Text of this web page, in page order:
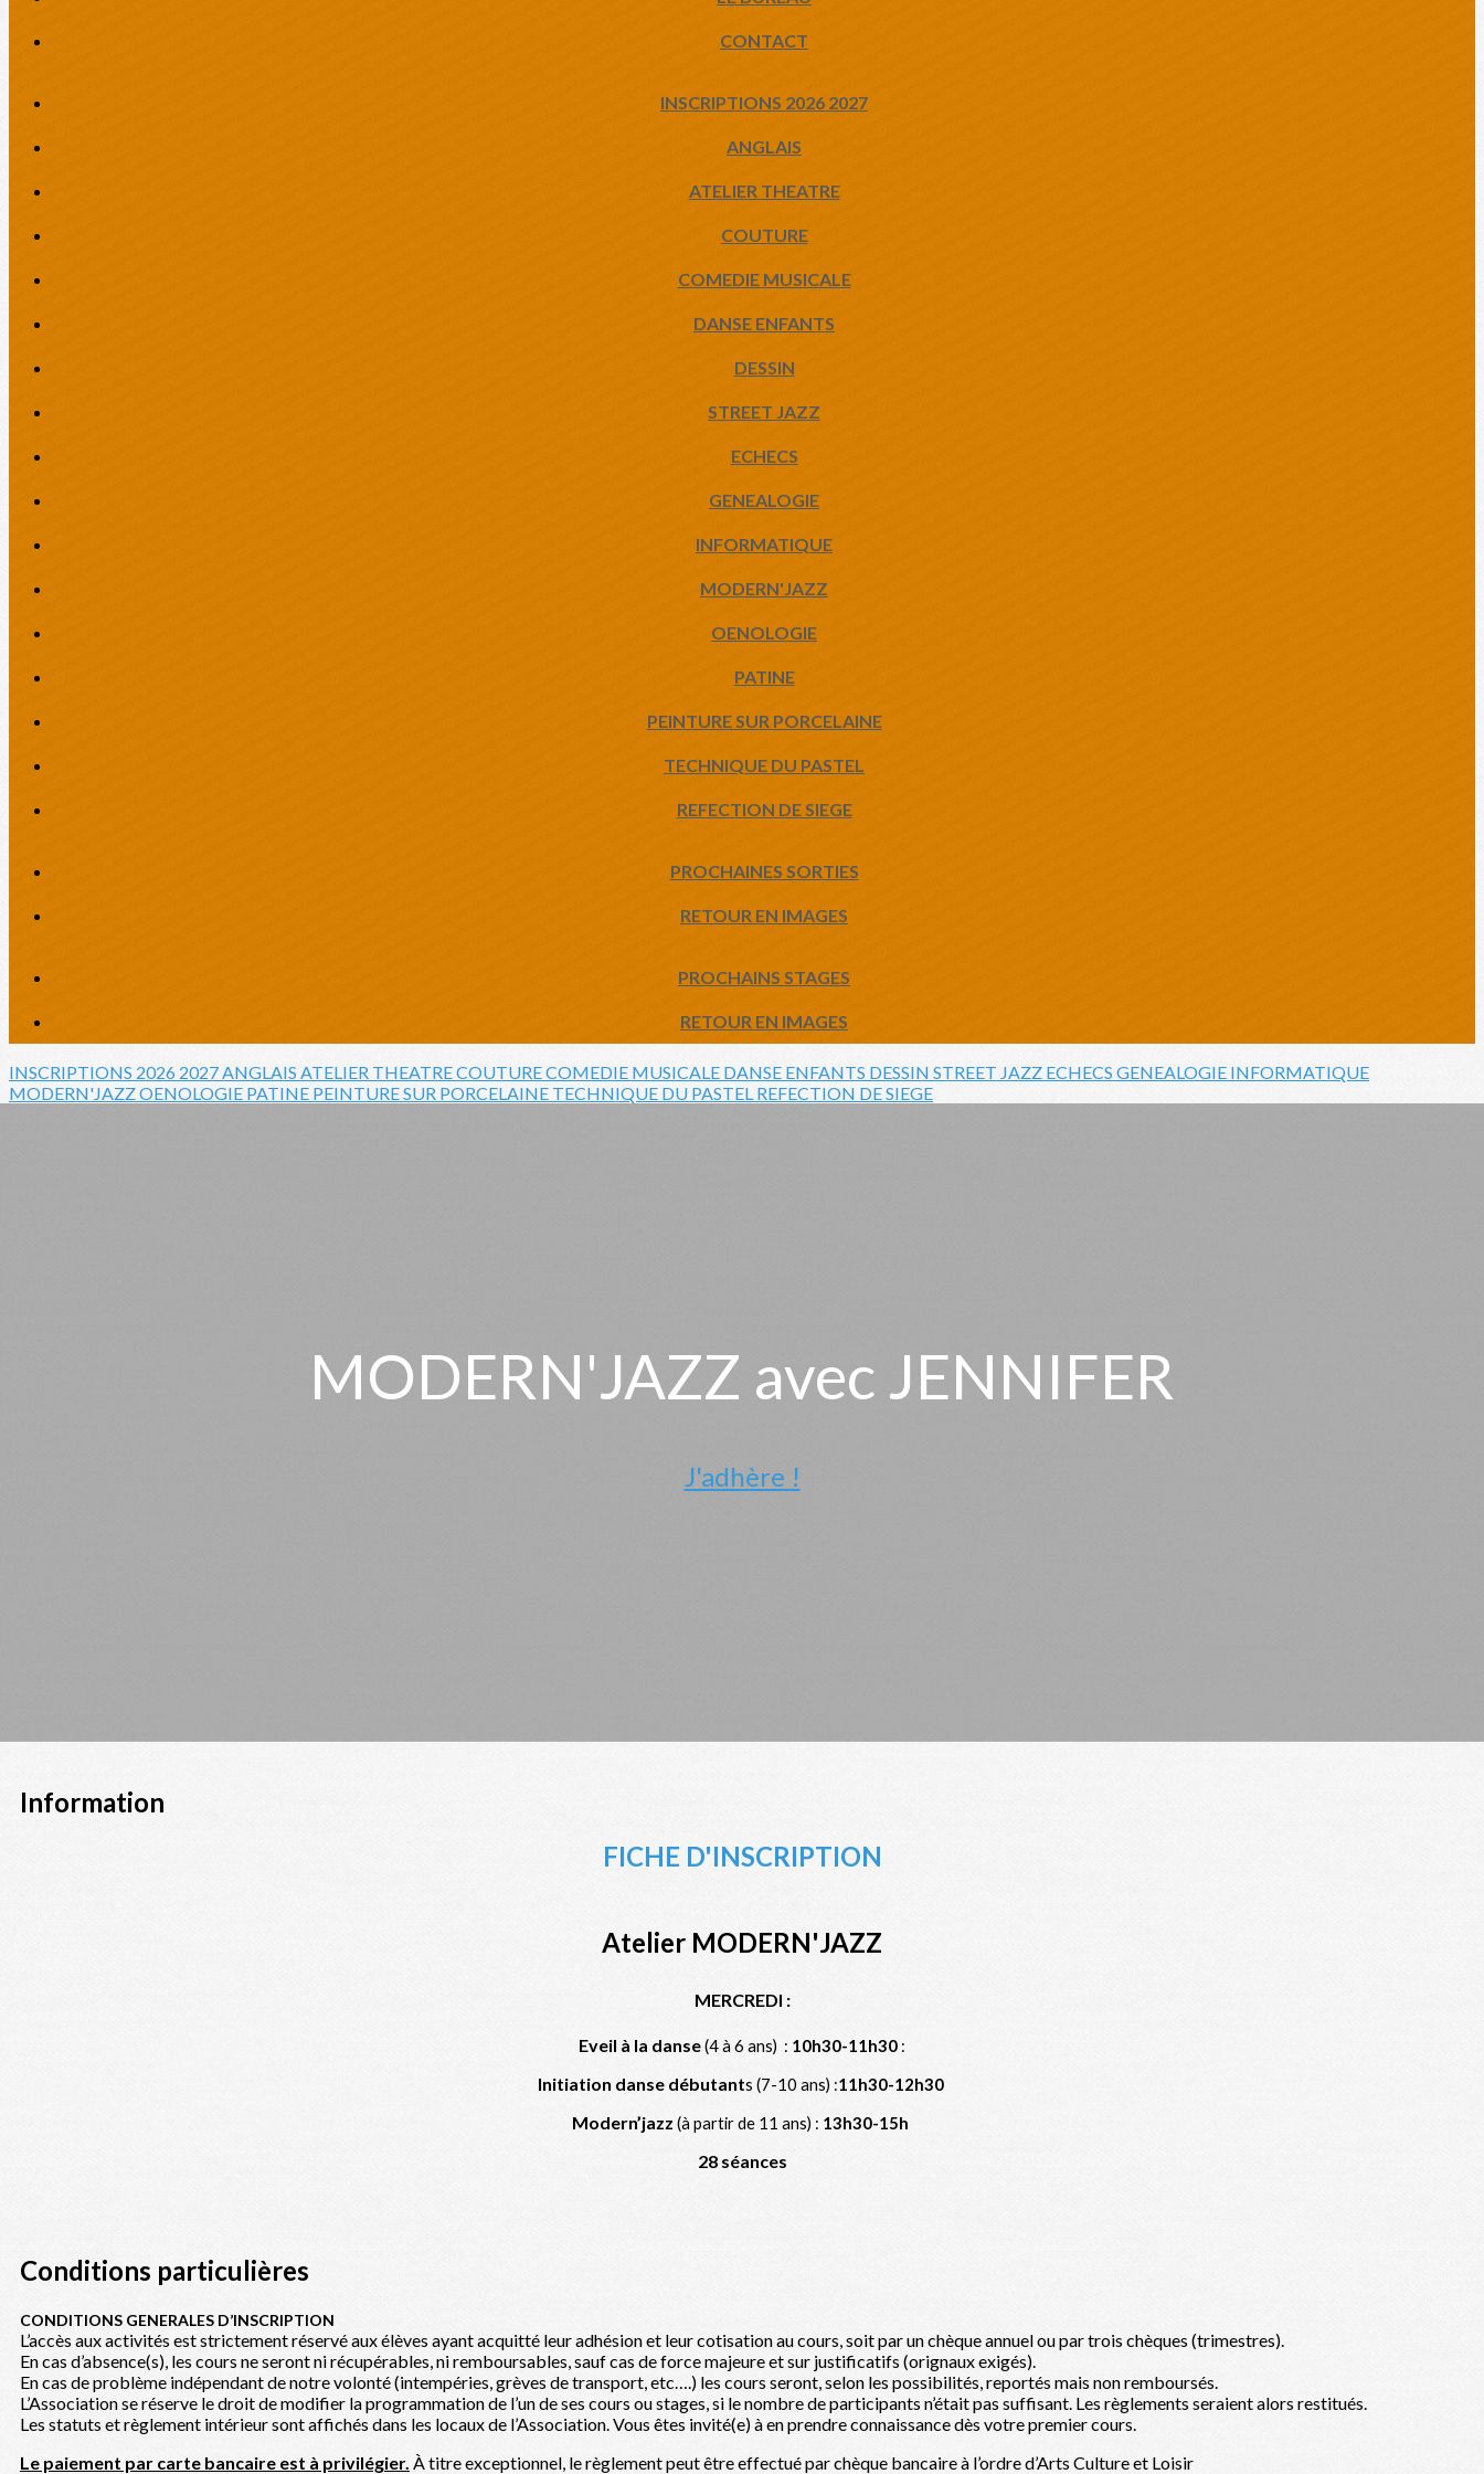
CONTACT
INSCRIPTIONS 2026 2027
ANGLAIS
ATELIER THEATRE
COUTURE
COMEDIE MUSICALE
DANSE ENFANTS
DESSIN
STREET JAZZ
ECHECS
GENEALOGIE
INFORMATIQUE
MODERN'JAZZ
OENOLOGIE
PATINE
PEINTURE SUR PORCELAINE
TECHNIQUE DU PASTEL
REFECTION DE SIEGE
PROCHAINES SORTIES
RETOUR EN IMAGES
PROCHAINS STAGES
RETOUR EN IMAGES
INSCRIPTIONS 2026 2027ANGLAIS ATELIER THEATRECOUTURECOMEDIE MUSICALE DANSE ENFANTS DESSIN STREET JAZZ ECHECS GENEALOGIE INFORMATIQUE
MODERN'JAZZOENOLOGIE PATINE PEINTURE SUR PORCELAINE TECHNIQUE DU PASTEL REFECTION DE SIEGE
MODERN'JAZZ avec JENNIFER
J'adhère !
Information
FICHE D'INSCRIPTION
Atelier MODERN'JAZZ
MERCREDI :
Eveil à la danse(4 à 6 ans) : 10h30-11h30 :
Initiation danse débutants (7-10 ans) :11h30-12h30
Modern’jazz (à partir de 11 ans) : 13h30-15h
28 séances
Conditions particulières
CONDITIONS GENERALES D’INSCRIPTION
L’accès aux activités est strictement réservé aux élèves ayant acquitté leur adhésion et leur cotisation au cours, soit par un chèque annuel ou par trois chèques (trimestres).
En cas d’absence(s), les cours ne seront ni récupérables, ni remboursables, sauf cas de force majeure et sur justificatifs (orignaux exigés).
En cas de problème indépendant de notre volonté (intempéries, grèves de transport, etc….) les cours seront, selon les possibilités, reportés mais non remboursés.
L’Association se réserve le droit de modifier la programmation de l’un de ses cours ou stages, si le nombre de participants n’était pas suffisant. Les règlements seraient alors restitués.
Les statuts et règlement intérieur sont affichés dans les locaux de l’Association. Vous êtes invité(e) à en prendre connaissance dès votre premier cours.
Le paiement par carte bancaire est à privilégier. À titre exceptionnel, le règlement peut être effectué par chèque bancaire à l’ordre d’Arts Culture et Loisir